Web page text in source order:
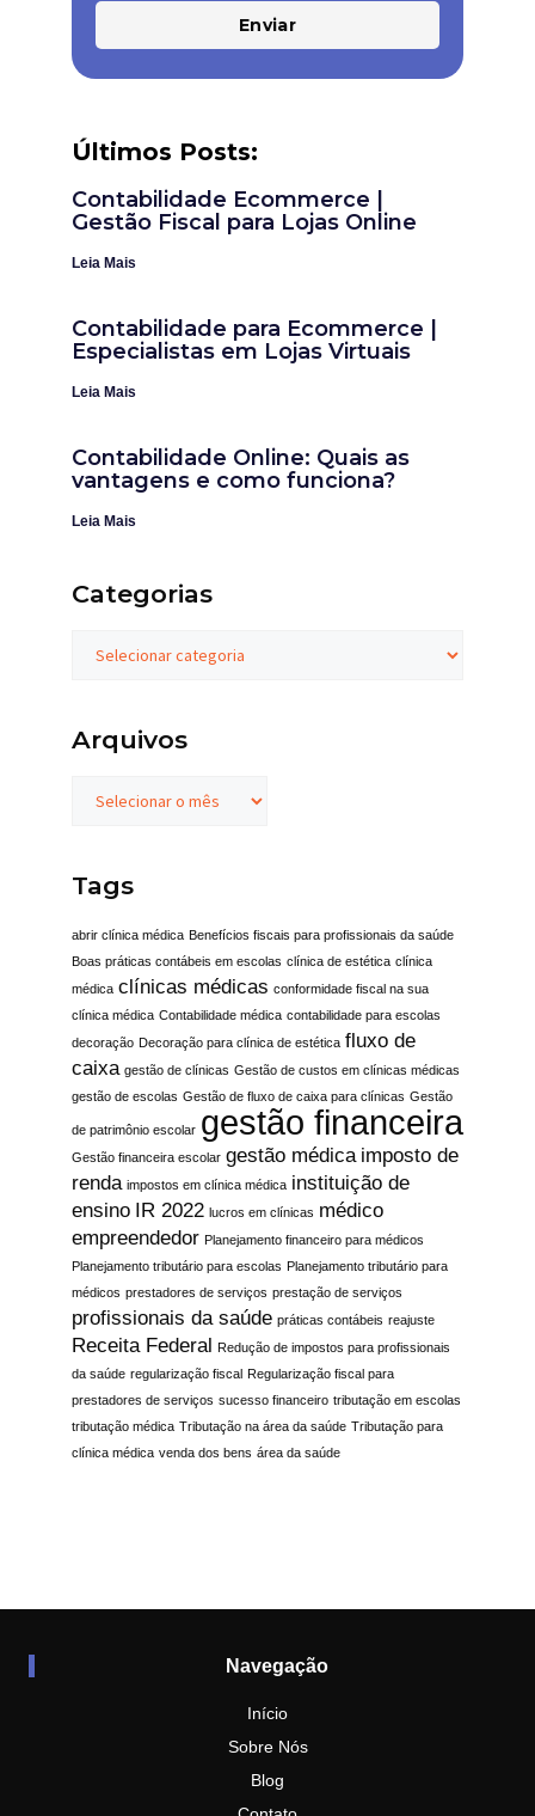
Enviar
Últimos Posts:
Contabilidade Ecommerce |
Gestão Fiscal para Lojas Online
Leia Mais
Contabilidade para Ecommerce |
Especialistas em Lojas Virtuais
Leia Mais
Contabilidade Online: Quais as
vantagens e como funciona?
Leia Mais
Categorias
Arquivos
Tags
abrir clínica médica Benefícios fiscais para profissionais da saúde
Boas práticas contábeis em escolas clínica de estética clínica
médica clínicas médicas conformidade fiscal na sua
clínica médica Contabilidade médica contabilidade para escolas
decoração Decoração para clínica de estética fluxo de
caixa gestão de clínicas Gestão de custos em clínicas médicas
gestão de escolas Gestão de fluxo de caixa para clínicas Gestão
de patrimônio escolar gestão financeira
Gestão financeira escolar gestão médica imposto de
renda impostos em clínica médica instituição de
ensino IR 2022 lucros em clínicas médico
empreendedor Planejamento financeiro para médicos
Planejamento tributário para escolas Planejamento tributário para
médicos prestadores de serviços prestação de serviços
profissionais da saúde práticas contábeis reajuste
Receita Federal Redução de impostos para profissionais
da saúde regularização fiscal Regularização fiscal para
prestadores de serviços sucesso financeiro tributação em escolas
tributação médica Tributação na área da saúde Tributação para
clínica médica venda dos bens área da saúde
Navegação
Início
Sobre Nós
Blog